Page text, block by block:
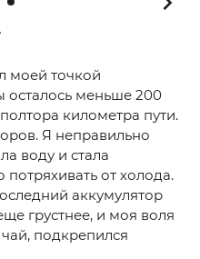
моей точкой
меньше 200
километра пути.
Я неправильно
воду и стала
от холода.
аккумулятор
грустнее, и моя воля
подкрепился